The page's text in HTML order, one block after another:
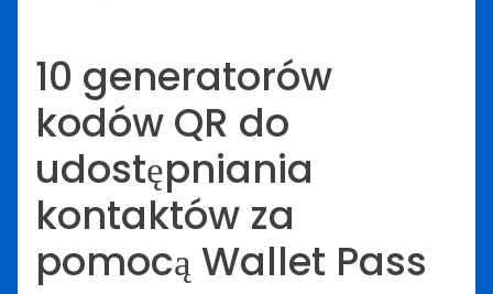
10 generatorów
kodów QR do
udostępniania
kontaktów za
pomocą Wallet Pass